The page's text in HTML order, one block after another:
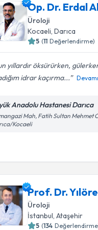
Op. Dr. Erdal
Üroloji
Kocaeli , Darıca
5 (11 Değerlendirme)
yıllardır öksürürken,
idrar kaçırma...
Devamı
Anadolu Hastanesi Darıca
Mah, Fatih Sultan Mehmet
Kocaeli
Prof. Dr.
Üroloji
İstanbul, Ataşehir
5 (134